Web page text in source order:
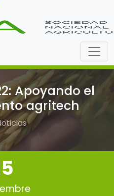
Apoyando el
agritech